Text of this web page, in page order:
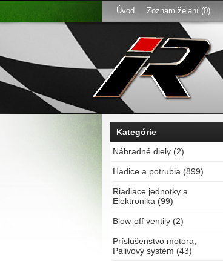
Úvod Zoznam želaní (0)
Kategórie
Náhradné diely (2)
Hadice a potrubia (899)
Riadiace jednotky a
Elektronika (99)
Blow-off ventily (2)
Príslušenstvo motora,
Palivový systém (43)